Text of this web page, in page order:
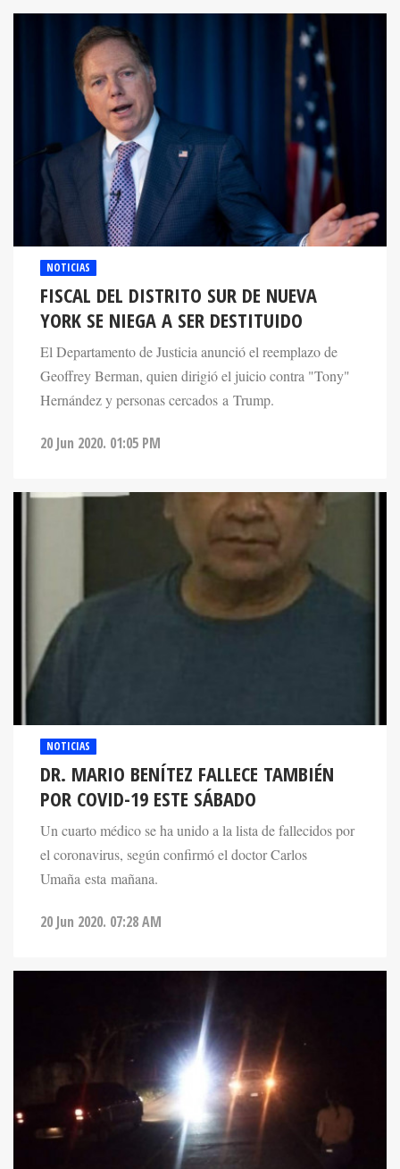
NOTICIAS
FISCAL DEL DISTRITO SUR DE NUEVA
YORK SE NIEGA A SER DESTITUIDO
El Departamento de Justicia anunció el reemplazo de
Geoffrey Berman, quien dirigió el juicio contra "Tony"
Hernández y personas cercados a Trump.
20 Jun 2020. 01:05 PM
NOTICIAS
DR. MARIO BENÍTEZ FALLECE TAMBIÉN
POR COVID-19 ESTE SÁBADO
Un cuarto médico se ha unido a la lista de fallecidos por
el coronavirus, según confirmó el doctor Carlos
Umaña esta mañana.
20 Jun 2020. 07:28 AM